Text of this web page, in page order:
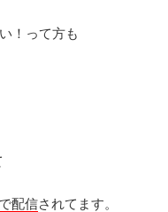
！って方も
配信されてます。